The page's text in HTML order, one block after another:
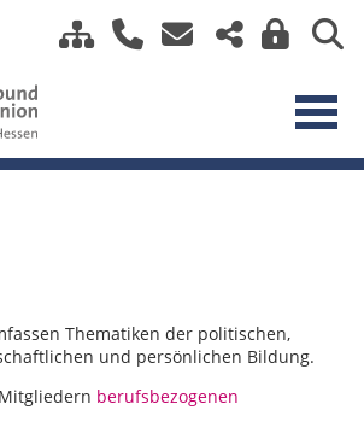
Thematiken der politischen,
und persönlichen Bildung.
berufsbezogenen